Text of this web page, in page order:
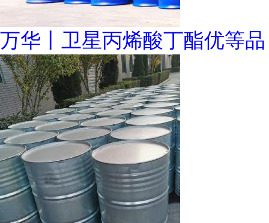
万华丨卫星丙烯酸丁酯优等品